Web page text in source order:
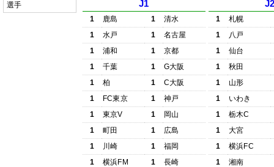
選手
J1
1 鹿島 1
清水
1
水戸 1
名古屋
1
浦和 1
京都
1
千葉 1
G大阪
1
柏 1
C大阪
1
FC東京 1
神戸
1
東京V 1
岡山
1
町田 1
広島
1
川崎 1
福岡
1
横浜FM 1 長崎
1
札幌
1
八戸
1
仙台
1
秋田
1
山形
1
いわき
1
栃木C
1
大宮
1
横浜FC
1
湘南